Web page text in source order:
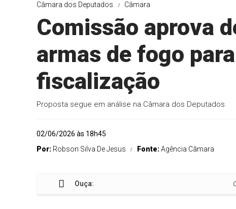
Câmara dos Deputados Câmara
Comissão aprova
armas de fogo
fiscalização
Proposta segue em análise na Câmara dos Deputados
02/06/2026 às 18h45
Por: Robson Silva De Jesus Fonte:Agência Câmara
Ouça: